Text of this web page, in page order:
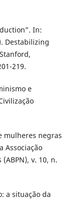
In:
Destabilizing
219.
e
mulheres negras
Associação
v. 10, n.
a situação da